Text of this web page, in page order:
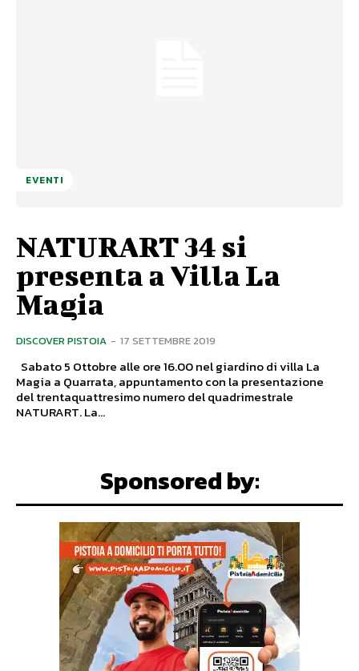
EVENTI
NATURART 34 si
presenta a Villa La
Magia
DISCOVER PISTOIA - 17 SETTEMBRE 2019
Magia a Quarrata, appuntamento con la presentazione
del trentaquattresimo numero del quadrimestrale
NATURART. La...
Sponsored by: